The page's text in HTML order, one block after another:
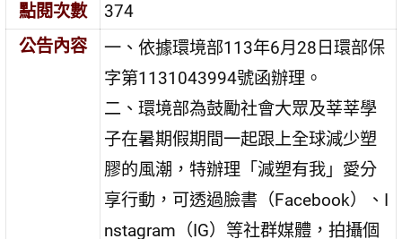
點閱次數
374
公告內容
一、依據環境部113年6月28日環部保
字第1131043994號函辦理。
二、環境部為鼓勵社會大眾及莘莘學
子在暑期假期間一起跟上全球減少塑
膠的風潮，特辦理「減塑有我」愛分
享行動，可透過臉書（Facebook）、I
nstagram（IG）等社群媒體，拍攝個